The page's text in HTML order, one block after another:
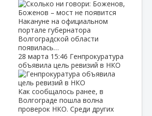
Накануне на официальном
портале губернатора
Волгоградской области
появилась…
28 марта 15:46 Генпрокуратура
объявила цель ревизий в НКО
Как сообщалось ранее, в
Волгограде пошла волна
проверок НКО. Среди других